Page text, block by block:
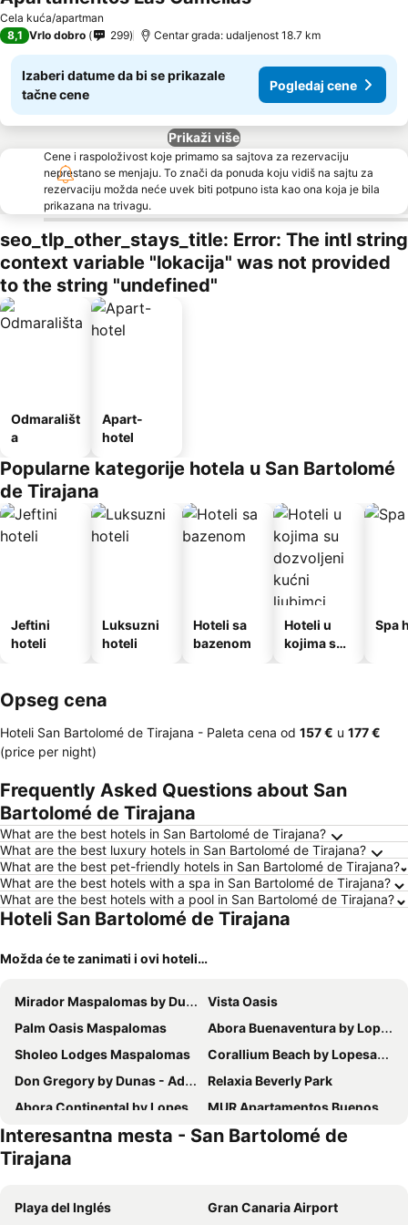
Cela kuća/apartman
8,1 Vrlo dobro 299 Centar grada: udaljenost 18.7 km
Izaberi datume da bi se prikazale
tačne cene
Pogledaj cene
Prikaži više
Cene i raspoloživost koje primamo sa sajtova za rezervaciju
neprestano se menjaju. To znači da ponuda koju vidiš na sajtu za
rezervaciju možda neće uvek biti potpuno ista kao ona koja je bila
prikazana na trivagu.
seo_tlp_other_stays_title: Error: The intl string
context variable "lokacija" was not provided
to the string "undefined"
Odmarališt
a
Apart-
hotel
Popularne kategorije hotela u San Bartolomé
de Tirajana
Jeftini
hoteli
Luksuzni
hoteli
Hoteli sa
bazenom
Hoteli u
kojima su
Spa
Opseg cena
Hoteli San Bartolomé de Tirajana - Paleta cena od ‎157 € u ‎177 €
(price per night)
Frequently Asked Questions about San
Bartolomé de Tirajana
What are the best hotels in San Bartolomé de Tirajana?
What are the best luxury hotels in San Bartolomé de Tirajana?
What are the best pet-friendly hotels in San Bartolomé de Tirajana?
What are the best hotels with a spa in San Bartolomé de Tirajana?
What are the best hotels with a pool in San Bartolomé de Tirajana?
Hoteli San Bartolomé de Tirajana
Možda će te zanimati i ovi hoteli…
Mirador Maspalomas by Dunas
Vista Oasis
Palm Oasis Maspalomas
Abora Buenaventura by Lopesan Hotels
Sholeo Lodges Maspalomas
Corallium Beach by Lopesan Hotels
Don Gregory by Dunas - Adults Only
Relaxia Beverly Park
Abora Continental by Lopesan Hotels
MUR Apartamentos Buenos Aires
Corallium Dunamar by Lopesan Hotels - Adults Only
Hotel LIVVO Koala Garden
Abora Interclub Atlantic by Lopesan Hotels
Hotel LIVVO Anamar Suites
BLUESEA Rey Carlos
Interesantna mesta - San Bartolomé de
Tirajana
Playa del Inglés
Gran Canaria Airport